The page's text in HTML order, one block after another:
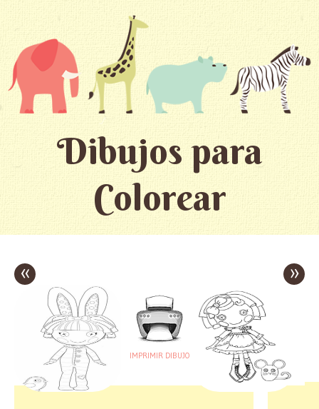
Dibujos para
Colorear
«
IMPRIMIR DIBUJO
»